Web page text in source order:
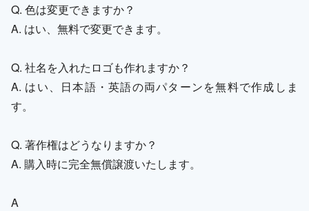
Q. 色は変更できますか？
A. はい、無料で変更できます。
Q. 社名を入れたロゴも作れますか？
A. はい、日本語・英語の両パターンを無料で作成しま
す。
Q. 著作権はどうなりますか？
A. 購入時に完全無償譲渡いたします。
A